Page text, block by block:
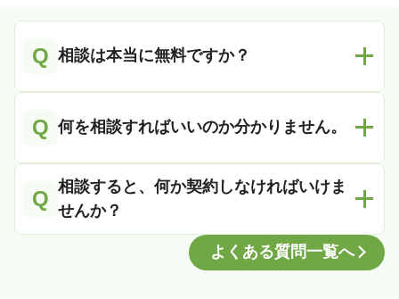
Q 相談は本当に無料ですか？
Q 何を相談すればいいのか分かりません。
Q 相談すると、何か契約しなければいけま
せんか？
よくある質問一覧へ